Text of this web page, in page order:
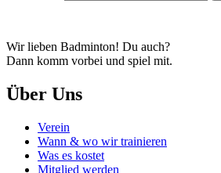
Wir lieben Badminton! Du auch?
Dann komm vorbei und spiel mit.
Über Uns
Verein
Wann & wo wir trainieren
Was es kostet
Mitglied werden